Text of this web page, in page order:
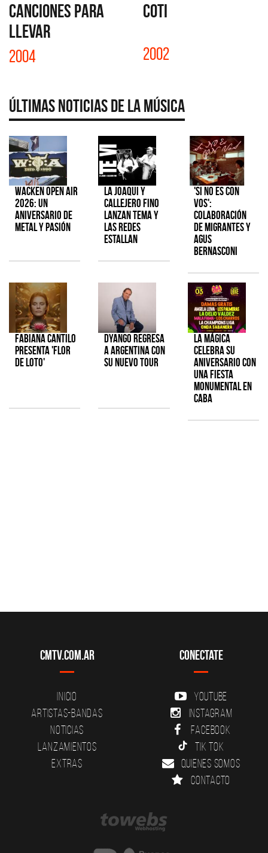
CANCIONES PARA
LLEVAR
2004
COTI
2002
Últimas Noticias de la Música
Wacken Open Air
2026: Un
aniversario de
metal y pasión
La Joaqui y
Callejero Fino
lanzan tema y
las redes
estallan
'Si No Es Con
Vos':
colaboración
de Migrantes y
Agus
Bernasconi
Fabiana Cantilo
presenta 'Flor
de Loto'
Dyango regresa
a Argentina con
su nuevo tour
La Mágica
celebra su
aniversario con
una fiesta
monumental en
CABA
CMTV.com.ar
Inicio
Artistas-Bandas
Noticias
Lanzamientos
Extras
Conectate
YouTube
Instagram
Facebook
Tik Tok
Quienes somos
Contacto